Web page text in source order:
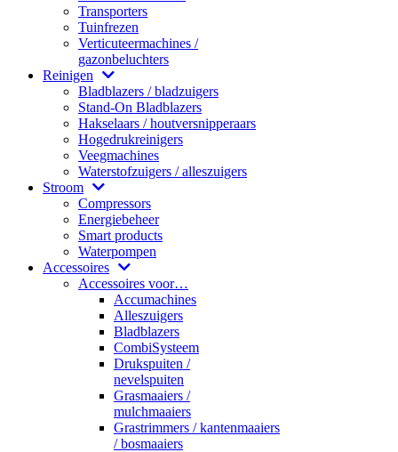
Transporters
Tuinfrezen
Verticuteermachines /
gazonbeluchters
Reinigen
Bladblazers / bladzuigers
Stand-On Bladblazers
Hakselaars / houtversnipperaars
Hogedrukreinigers
Veegmachines
Waterstofzuigers / alleszuigers
Stroom
Compressors
Energiebeheer
Smart products
Waterpompen
Accessoires
Accessoires voor…
Accumachines
Alleszuigers
Bladblazers
CombiSysteem
Drukspuiten /
nevelspuiten
Grasmaaiers /
mulchmaaiers
Grastrimmers / kantenmaaiers
/ bosmaaiers